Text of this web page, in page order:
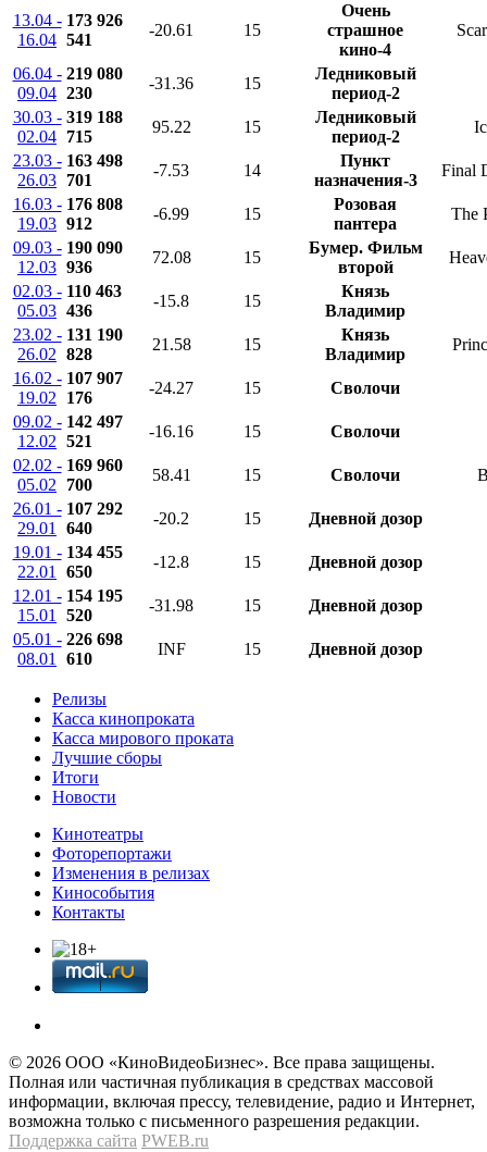
13.04 -
16.04
173 926
541
-20.61 15
Очень
страшное
кино-4
06.04 -
09.04
219 080
230
-31.36 15
Ледниковый
период-2
30.03 -
02.04
319 188
715
95.22 15
Ледниковый
период-2
23.03 -
26.03
163 498
701
-7.53 14
Пункт
назначения-3
Final
16.03 -
19.03
176 808
912
-6.99 15
Розовая
пантера
The
09.03 -
12.03
190 090
936
72.08 15
Бумер. Фильм
второй
02.03 -
05.03
110 463
436
-15.8 15
Князь
Владимир
23.02 -
26.02
131 190
828
21.58 15
Князь
Владимир
16.02 -
19.02
107 907
176
-24.27 15
Сволочи
09.02 -
12.02
142 497
521
-16.16 15
Сволочи
02.02 -
05.02
169 960
700
58.41 15 Сволочи
26.01 -
29.01
107 292
640
-20.2 15
Дневной дозор
19.01 -
22.01
134 455
650
-12.8 15
Дневной дозор
12.01 -
15.01
154 195
520
-31.98 15
Дневной дозор
05.01 -
08.01
226 698
610
INF 15 Дневной дозор
Релизы
Касса кинопроката
Касса мирового проката
Лучшие сборы
Итоги
Новости
Кинотеатры
Фоторепортажи
Изменения в релизах
Кинособытия
Контакты
© 2026 OOО «КиноВидеоБизнес». Все права защищены.
Полная или частичная публикация в средствах массовой
информации, включая прессу, телевидение, радио и Интернет,
возможна только с письменного разрешения редакции.
Поддержка сайта PWEB.ru